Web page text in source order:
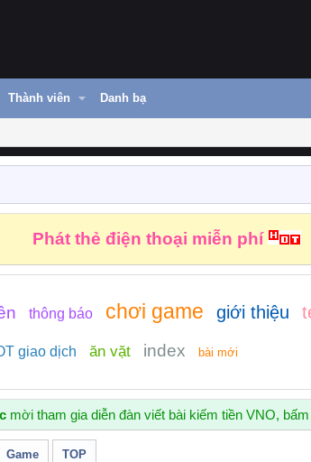
Thành viên Danh bạ
Phát thẻ điện thoại miễn phí
thông báo chơi game giới thiệu
giao dịch ăn vặt index bài mới
mời tham gia diễn đàn viết bài kiếm tiền VNO, bấm
Game TOP